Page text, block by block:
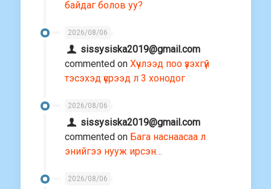
байдаг болов уу?
2026/08/06
sissysiska2019@gmail.com
commented on Хүчлээд поо үзэхгүй
тэсэхэд үсрээд л 3 хонодог
2026/08/06
sissysiska2019@gmail.com
commented on Бага наснаасаа л
энийгээ нууж ирсэн…
2026/08/06